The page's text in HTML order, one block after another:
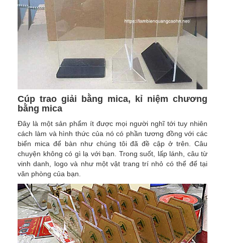
Cúp trao giải bằng mica, kỉ niệm chương
bằng mica
Đây là một sản phẩm ít được mọi người nghĩ tới tuy nhiên
cách làm và hình thức của nó có phần tương đồng với các
biển mica để bàn như chúng tôi đã đề cập ở trên. Câu
chuyện không có gì lạ với bạn. Trong suốt, lấp lánh, câu từ
vinh danh, logo và như một vật trang trí nhỏ có thể để tại
văn phòng của bạn.